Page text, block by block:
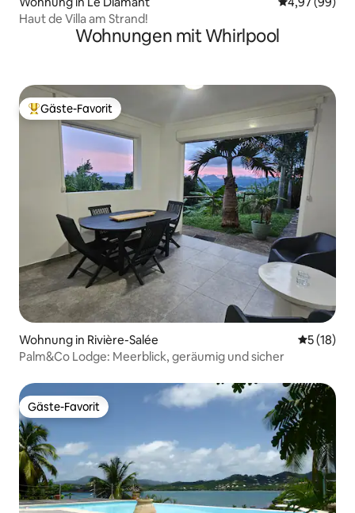
Haut de Villa am Strand!
Wohnungen mit Whirlpool
Beliebter Gäste-Favorit.
Gäste-Favorit
Wohnung in Rivière-Salée
5 (18)
Palm&Co Lodge: Meerblick, geräumig und sicher
Gäste-Favorit
Gäste-Favorit